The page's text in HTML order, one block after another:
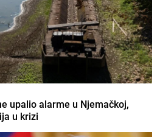
upalio alarme u Njemačkoj,
u krizi